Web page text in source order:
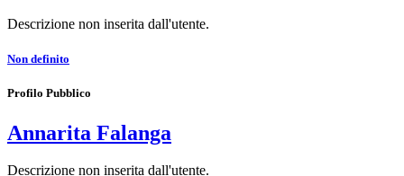
Descrizione non inserita dall'utente.
Non definito
Profilo Pubblico
Annarita Falanga
Descrizione non inserita dall'utente.